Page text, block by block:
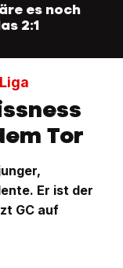
es noch
2:1
Tor
Er ist der
GC auf